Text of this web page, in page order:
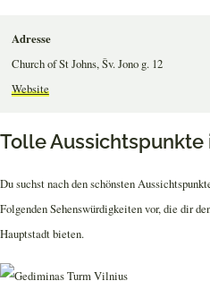
Adresse
Church of St Johns, Šv. Jono g. 12
Website
Tolle Aussichtspunkte
Du suchst nach den schönsten
Folgenden Sehenswürdigkeiten vor, die dir
Hauptstadt bieten.